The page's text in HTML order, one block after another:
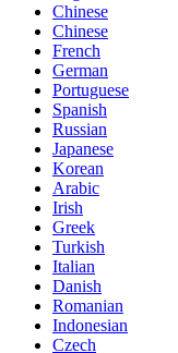
Chinese
Chinese
French
German
Portuguese
Spanish
Russian
Japanese
Korean
Arabic
Irish
Greek
Turkish
Italian
Danish
Romanian
Indonesian
Czech